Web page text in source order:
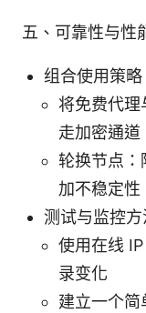
五、可靠性与性
组合使用策略
将免费代理
走加密通道
轮换节点：
加不稳定性
测试与监控方
使用在线
录变化
建立一个简